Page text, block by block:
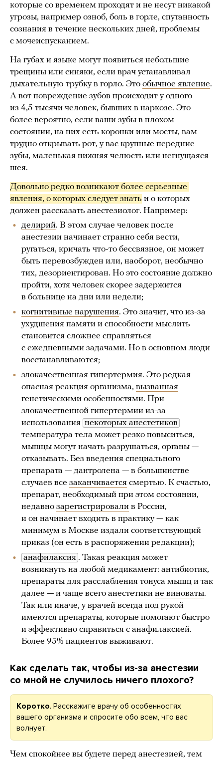
которые со временем проходят и не несут никакой
угрозы, например озноб, боль в горле, спутанность
сознания в течение нескольких дней, проблемы
с мочеиспусканием.
На губах и языке могут появиться небольшие
трещины или синяки, если врач устанавливал
дыхательную трубку в горло. Это обычное явление.
А вот повреждение зубов происходит у одного
из 4,5 тысячи человек, бывших в наркозе. Это
более вероятно, если ваши зубы в плохом
состоянии, на них есть коронки или мосты, вам
трудно открывать рот, у вас крупные передние
зубы, маленькая нижняя челюсть или негнущаяся
шея.
Довольно редко возникают более серьезные
явления, о которых следует знать и о которых
должен рассказать анестезиолог. Например:
делирий. В этом случае человек после
анестезии начинает странно себя вести,
ругаться, кричать что-то бессвязное, он может
быть перевозбужден или, наоборот, необычно
тих, дезориентирован. Но это состояние должно
пройти, хотя человек скорее задержится
в больнице на дни или недели;
когнитивные нарушения. Это значит, что из-за
ухудшения памяти и способности мыслить
становится сложнее справляться
с ежедневными задачами. Но в основном люди
восстанавливаются;
злокачественная гипертермия. Это редкая
опасная реакция организма, вызванная
генетическими особенностями. При
злокачественной гипертермии из-за
использования некоторых анестетиков
температура тела может резко повыситься,
мышцы могут начать разрушаться, органы —
отказывать. Без введения специального
препарата — дантролена — в большинстве
случаев все заканчивается смертью. К счастью,
препарат, необходимый при этом состоянии,
недавно зарегистрировали в России,
и он начинает входить в практику — как
минимум в Москве издали соответствующий
приказ (он есть в распоряжении редакции);
анафилаксия . Такая реакция может
возникнуть на любой медикамент: антибиотик,
препараты для расслабления тонуса мышц и так
далее — и чаще всего анестетики не виноваты.
Так или иначе, у врачей всегда под рукой
имеются препараты, которые помогают быстро
и эффективно справиться с анафилаксией.
Более 95% пациентов выживают.
Как сделать так, чтобы из-за анестезии
со мной не случилось ничего плохого?
Коротко. Расскажите врачу об особенностях
вашего организма и спросите обо всем, что вас
волнует.
Чем спокойнее вы будете перед анестезией, тем